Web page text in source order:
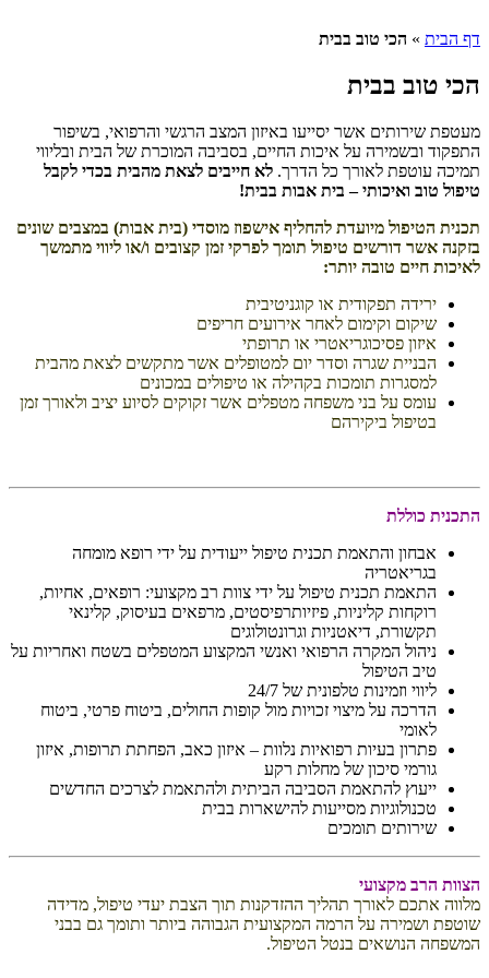
הכי טוב בבית
בבית
אשר יסייעו באיזון המצב הרגשי והרפואי, בשיפור
על איכות החיים, בסביבה המוכרת של הבית ובליווי
לאורך כל הדרך.לא חייבים לצאת מהבית בכדי לקבל
– בית אבות בבית!
מיועדת להחליף אישפוז מוסדי (בית אבות) במצבים שונים
טיפול תומך לפרקי זמן קצובים ו/או ליווי מתמשך
טובה יותר:
תפקודית או קוגניטיבית
וקימום לאחר אירועים חריפים
פסיכוגריאטרי או תרופתי
שגרה וסדר יום למטופלים אשר מתקשים לצאת מהבית
תומכות בקהילה או טיפולים במכונים
על בני משפחה מטפלים אשר זקוקים לסיוע יציב ולאורך זמן
ביקירהם
והתאמת תכנית טיפול ייעודית על ידי רופא מומחה
תכנית טיפול על ידי צוות רב מקצועי: רופאים, אחיות,
קליניות, פיזיותרפיסטים, מרפאים בעיסוק, קלינאי
דיאטניות וגרונטולוגים
המקרה הרפואי ואנשי המקצוע המטפלים בשטח ואחריות על
וזמינות טלפונית של 24/7
על מיצוי זכויות מול קופות החולים, ביטוח פרטי, ביטוח
בעיות רפואיות נלוות – איזון כאב, הפחתת תרופות, איזון
סיכון של מחלות רקע
להתאמת הסביבה הביתית ולהתאמת לצרכים החדשים
מסייעות להישארות בבית
תומכים
לאורך תהליך ההזדקנות תוך הצבת יעדי טיפול, מדידה
על הרמה המקצועית הגבוהה ביותר ותומך גם בבני
בנטל הטיפול.